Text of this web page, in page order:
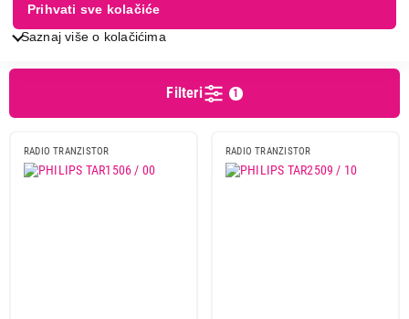
Saznaj više o kolačićima
Prihvati sve kolačiće
Cena od Cena do
Sortiranje Prikaz
Filteri 1
RADIO TRANZISTOR RADIO TRANZISTOR